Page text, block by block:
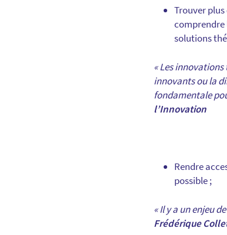
Trouver
comprendre
solutions
« Les
innovants ou la
fondamentale
l’Innovation
Rendre
possible ;
« Il y a un enjeu
Frédérique